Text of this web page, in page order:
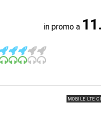
in promo a
MOBILE LTE